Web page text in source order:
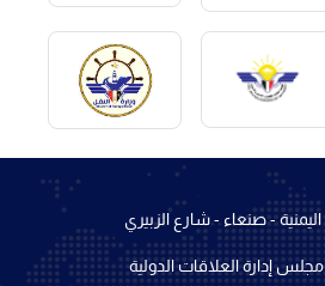
- صنعاء - شارع الزبيري
إدارة العلاقات الدولية